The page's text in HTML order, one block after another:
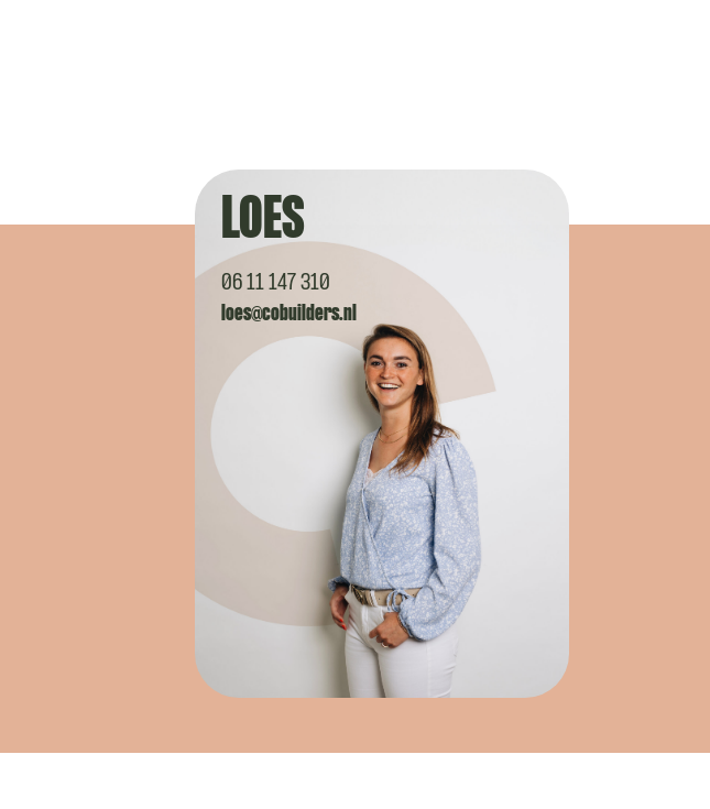
LOES
06 11 147 310
loes@cobuilders.nl